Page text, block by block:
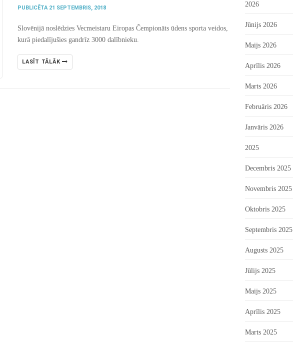
PUBLICĒTA 21 SEPTEMBRIS, 2018
Slovēnijā noslēdzies Vecmeistaru Eiropas Čempionāts ūdens sporta veidos,
kurā piedalījušies gandrīz 3000 dalībnieku.
LASĪT TĀLĀK
2026
Jūnijs 2026
Maijs 2026
Aprīlis 2026
Marts 2026
Februāris 2026
Janvāris 2026
2025
Decembris 2025
Novembris 2025
Oktobris 2025
Septembris 2025
Augusts 2025
Jūlijs 2025
Maijs 2025
Aprīlis 2025
Marts 2025